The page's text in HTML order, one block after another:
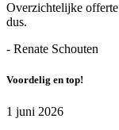
Overzichtelijke
dus.
- Renate Schouten
Voordelig en top!
1 juni 2026